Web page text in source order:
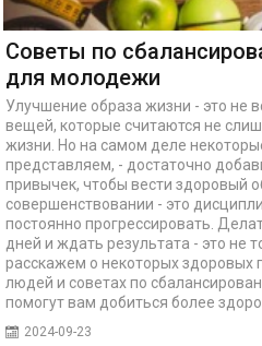
Советы по
для молодежи
Улучшение образа жизни - это не
вещей, которые считаются не
жизни. Но на самом деле
представляем, - достаточно
привычек, чтобы вести здоровый
совершенствовании - это
постоянно прогрессировать.
дней и ждать результата - это не
расскажем о некоторых здоровых
людей и советах по
помогут вам добиться более
2024-09-23